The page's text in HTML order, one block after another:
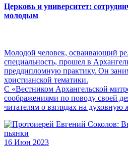
Церковь и университет:
молодым
Молодой человек, осваивающий
специальность, прошел в
преддипломную практику. Он
христианской тематики.
С «Вестником Архангельской
соображениями по поводу своей
читателям о взглядах на духовную
16 Июн 2023